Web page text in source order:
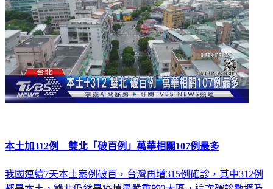
本土加312例 雙北「破百例」萬華相關107例最多
我國連續7天本土案例破百，台灣再增315例確診，其中312例